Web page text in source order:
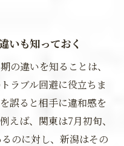
いも知っておく
の違いを知ることは、
ラブル回避に役立ちま
誤ると相手に違和感を
えば、関東は7月初旬、
のに対し、新潟はその